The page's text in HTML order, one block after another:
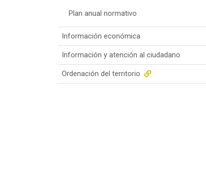
Plan anual normativo
Información económica
Información y atención al ciudadano
Ordenación del territorio